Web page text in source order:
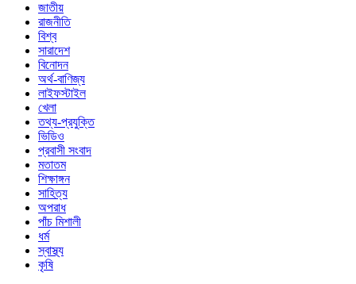
জাতীয়
রাজনীতি
বিশ্ব
সারাদেশ
বিনোদন
অর্থ-বাণিজ্য
লাইফস্টাইল
খেলা
তথ্য-প্রযুক্তি
ভিডিও
প্রবাসী সংবাদ
মতাতম
শিক্ষাঙ্গন
সাহিত্য
অপরাধ
পাঁচ মিশালী
ধর্ম
স্বাস্থ্য
কৃষি